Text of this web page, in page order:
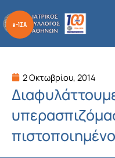
στο
περιεχόμενο
2 Οκτωβρίου, 2014